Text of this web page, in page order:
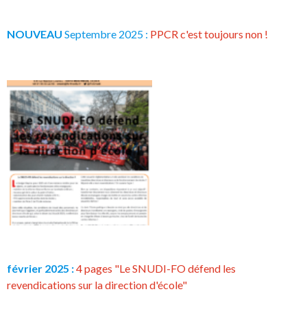
NOUVEAU Septembre 2025 : PPCR c'est toujours non !
février 2025 :4 pages "Le SNUDI-FO défend les
revendications sur la direction d'école"